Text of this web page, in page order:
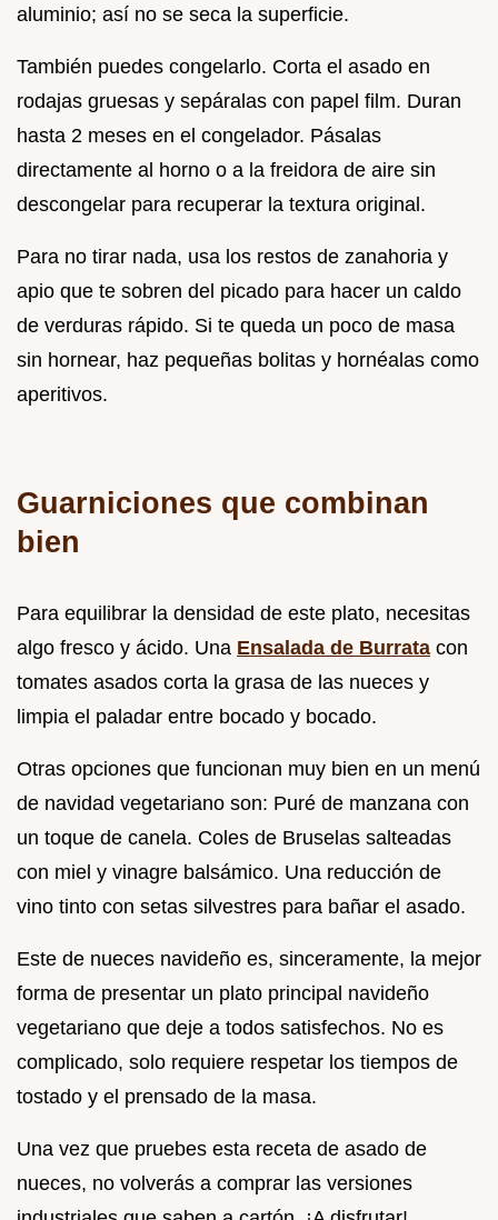
aluminio; así no se seca la superficie.
También puedes congelarlo. Corta el asado en
rodajas gruesas y sepáralas con papel film. Duran
hasta 2 meses en el congelador. Pásalas
directamente al horno o a la freidora de aire sin
descongelar para recuperar la textura original.
Para no tirar nada, usa los restos de zanahoria y
apio que te sobren del picado para hacer un caldo
de verduras rápido. Si te queda un poco de masa
sin hornear, haz pequeñas bolitas y hornéalas como
aperitivos.
Guarniciones que combinan
bien
Para equilibrar la densidad de este plato, necesitas
algo fresco y ácido. Una Ensalada de Burrata con
tomates asados corta la grasa de las nueces y
limpia el paladar entre bocado y bocado.
Otras opciones que funcionan muy bien en un menú
de navidad vegetariano son: Puré de manzana con
un toque de canela. Coles de Bruselas salteadas
con miel y vinagre balsámico. Una reducción de
vino tinto con setas silvestres para bañar el asado.
Este de nueces navideño es, sinceramente, la mejor
forma de presentar un plato principal navideño
vegetariano que deje a todos satisfechos. No es
complicado, solo requiere respetar los tiempos de
tostado y el prensado de la masa.
Una vez que pruebes esta receta de asado de
nueces, no volverás a comprar las versiones